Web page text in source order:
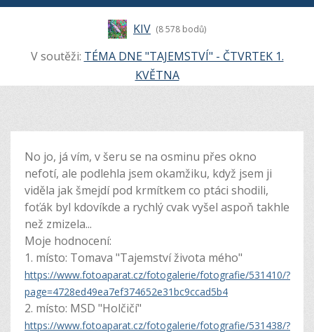
KIV (8 578 bodů)
V soutěži: TÉMA DNE "TAJEMSTVÍ" - ČTVRTEK 1.
KVĚTNA
No jo, já vím, v šeru se na osminu přes okno
nefotí, ale podlehla jsem okamžiku, když jsem ji
viděla jak šmejdí pod krmítkem co ptáci shodili,
foťák byl kdovíkde a rychlý cvak vyšel aspoň takhle
než zmizela...
Moje hodnocení:
1. místo: Tomava "Tajemství života mého"
https://www.fotoaparat.cz/fotogalerie/fotografie/531410/?
page=4728ed49ea7ef374652e31bc9ccad5b4
2. místo: MSD "Holčičí"
https://www.fotoaparat.cz/fotogalerie/fotografie/531438/?